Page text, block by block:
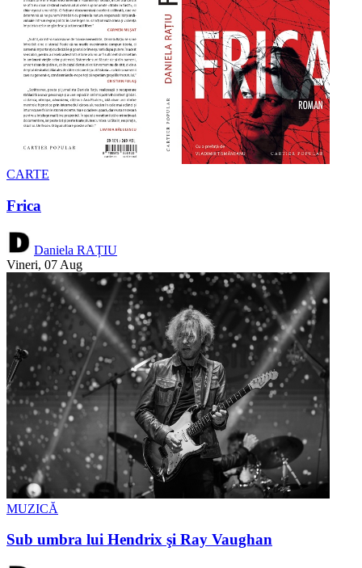
CARTE
Frica
Daniela RAȚIU
Vineri, 07 Aug
MUZICĂ
Sub umbra lui Hendrix şi Ray Vaughan